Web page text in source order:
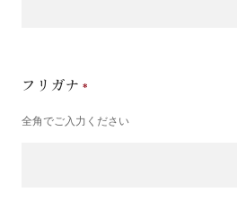
フリガナ
全角でご入力ください